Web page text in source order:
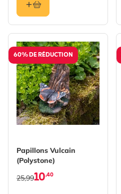
60% DE RÉDUCTION
Papillons Vulcain
(Polystone)
10,40
25,99